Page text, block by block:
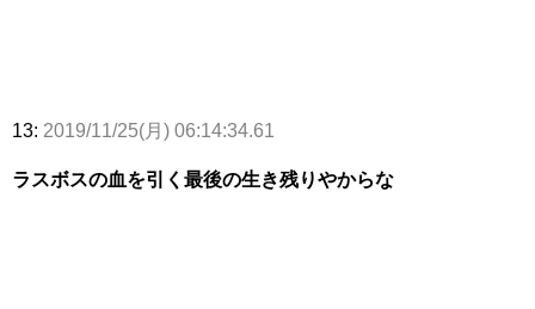
13: 2019/11/25(月) 06:14:34.61
ラスボスの血を引く最後の生き残りやからな